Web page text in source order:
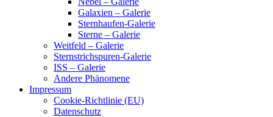
Galaxien – Galerie
Sternhaufen-Galerie
Sterne – Galerie
Weitfeld – Galerie
Sternstrichspuren-Galerie
ISS – Galerie
Andere Phänomene
Impressum
Cookie-Richtlinie (EU)
Datenschutz